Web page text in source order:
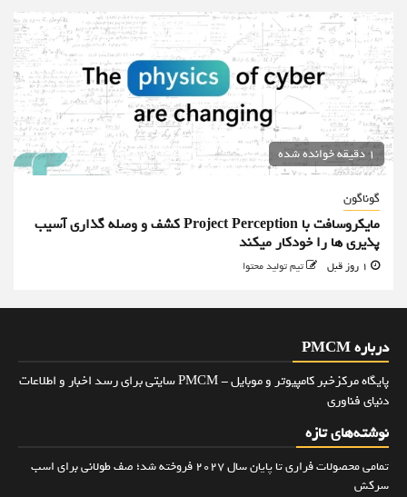
1 دقیقه خوانده شده
گوناگون
مایکروسافت با Project Perception کشف و وصله گذاری آسیب
پذیری ها را خودکار میکند
تیم تولید محتوا
درباره PMCM
پایگاه مرکزخبر کامپیوتر و موبایل - PMCM سایتی برای رسد اخبار و اطلاعات
دنیای فناوری
نوشته‌های تازه
تمامی محصولات فراری تا پایان سال ۲۰۲۷ فروخته شد؛ صف طولانی برای اسب
سرکش